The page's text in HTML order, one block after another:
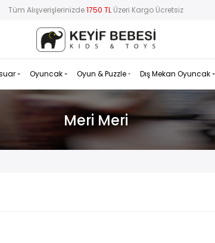
Tüm Alışverişlerinizde1750 TL Üzeri Kargo Ücretsiz
Oyuncak Oyun & Puzzle Dış Mekan Oyuncak
Meri Meri